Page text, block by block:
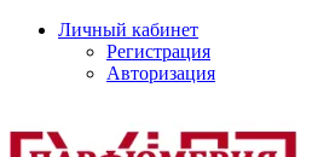
Личный кабинет
Регистрация
Авторизация